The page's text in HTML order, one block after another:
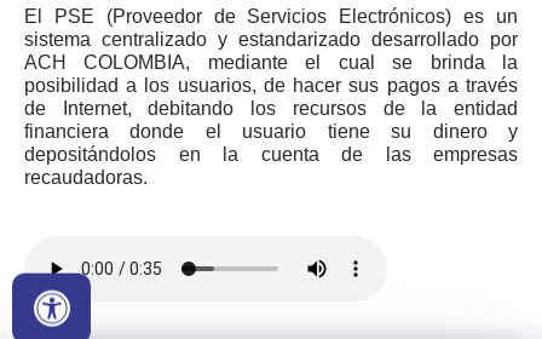
El PSE (Proveedor de Servicios Electrónicos) es un
sistema centralizado y estandarizado desarrollado por
ACH COLOMBIA, mediante el cual se brinda la
posibilidad a los usuarios, de hacer sus pagos a través
de Internet, debitando los recursos de la entidad
financiera donde el usuario tiene su dinero y
depositándolos en la cuenta de las empresas
recaudadoras.​​​